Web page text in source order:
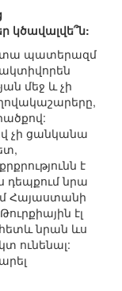
կծավալվե՞ն:
տա պատերազմ
ակտիվորեն
մեջ և չի
չի ցանկանա
է
դեպքում նրա
Հայաստանի
էլ
նրան ևս
ունենալ: